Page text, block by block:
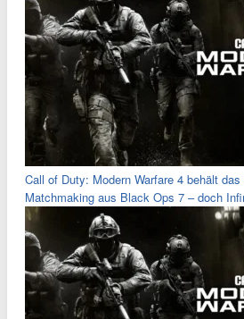
Call of Duty: Modern Warfare 4 behält
Matchmaking aus Black Ops 7 – doch